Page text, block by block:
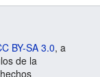
BY-SA 3.0, a
de la